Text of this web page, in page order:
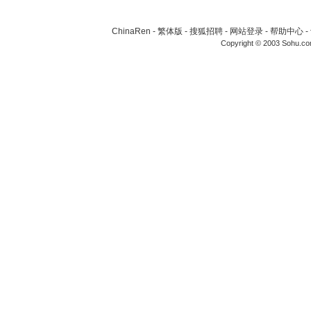
ChinaRen - 繁体版 - 搜狐招聘 - 网站登录 - 帮助中心 -
Copyright © 2003